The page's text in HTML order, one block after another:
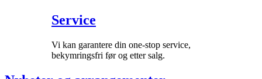
Service
Vi kan garantere din one-stop service,
bekymringsfri før og etter salg.